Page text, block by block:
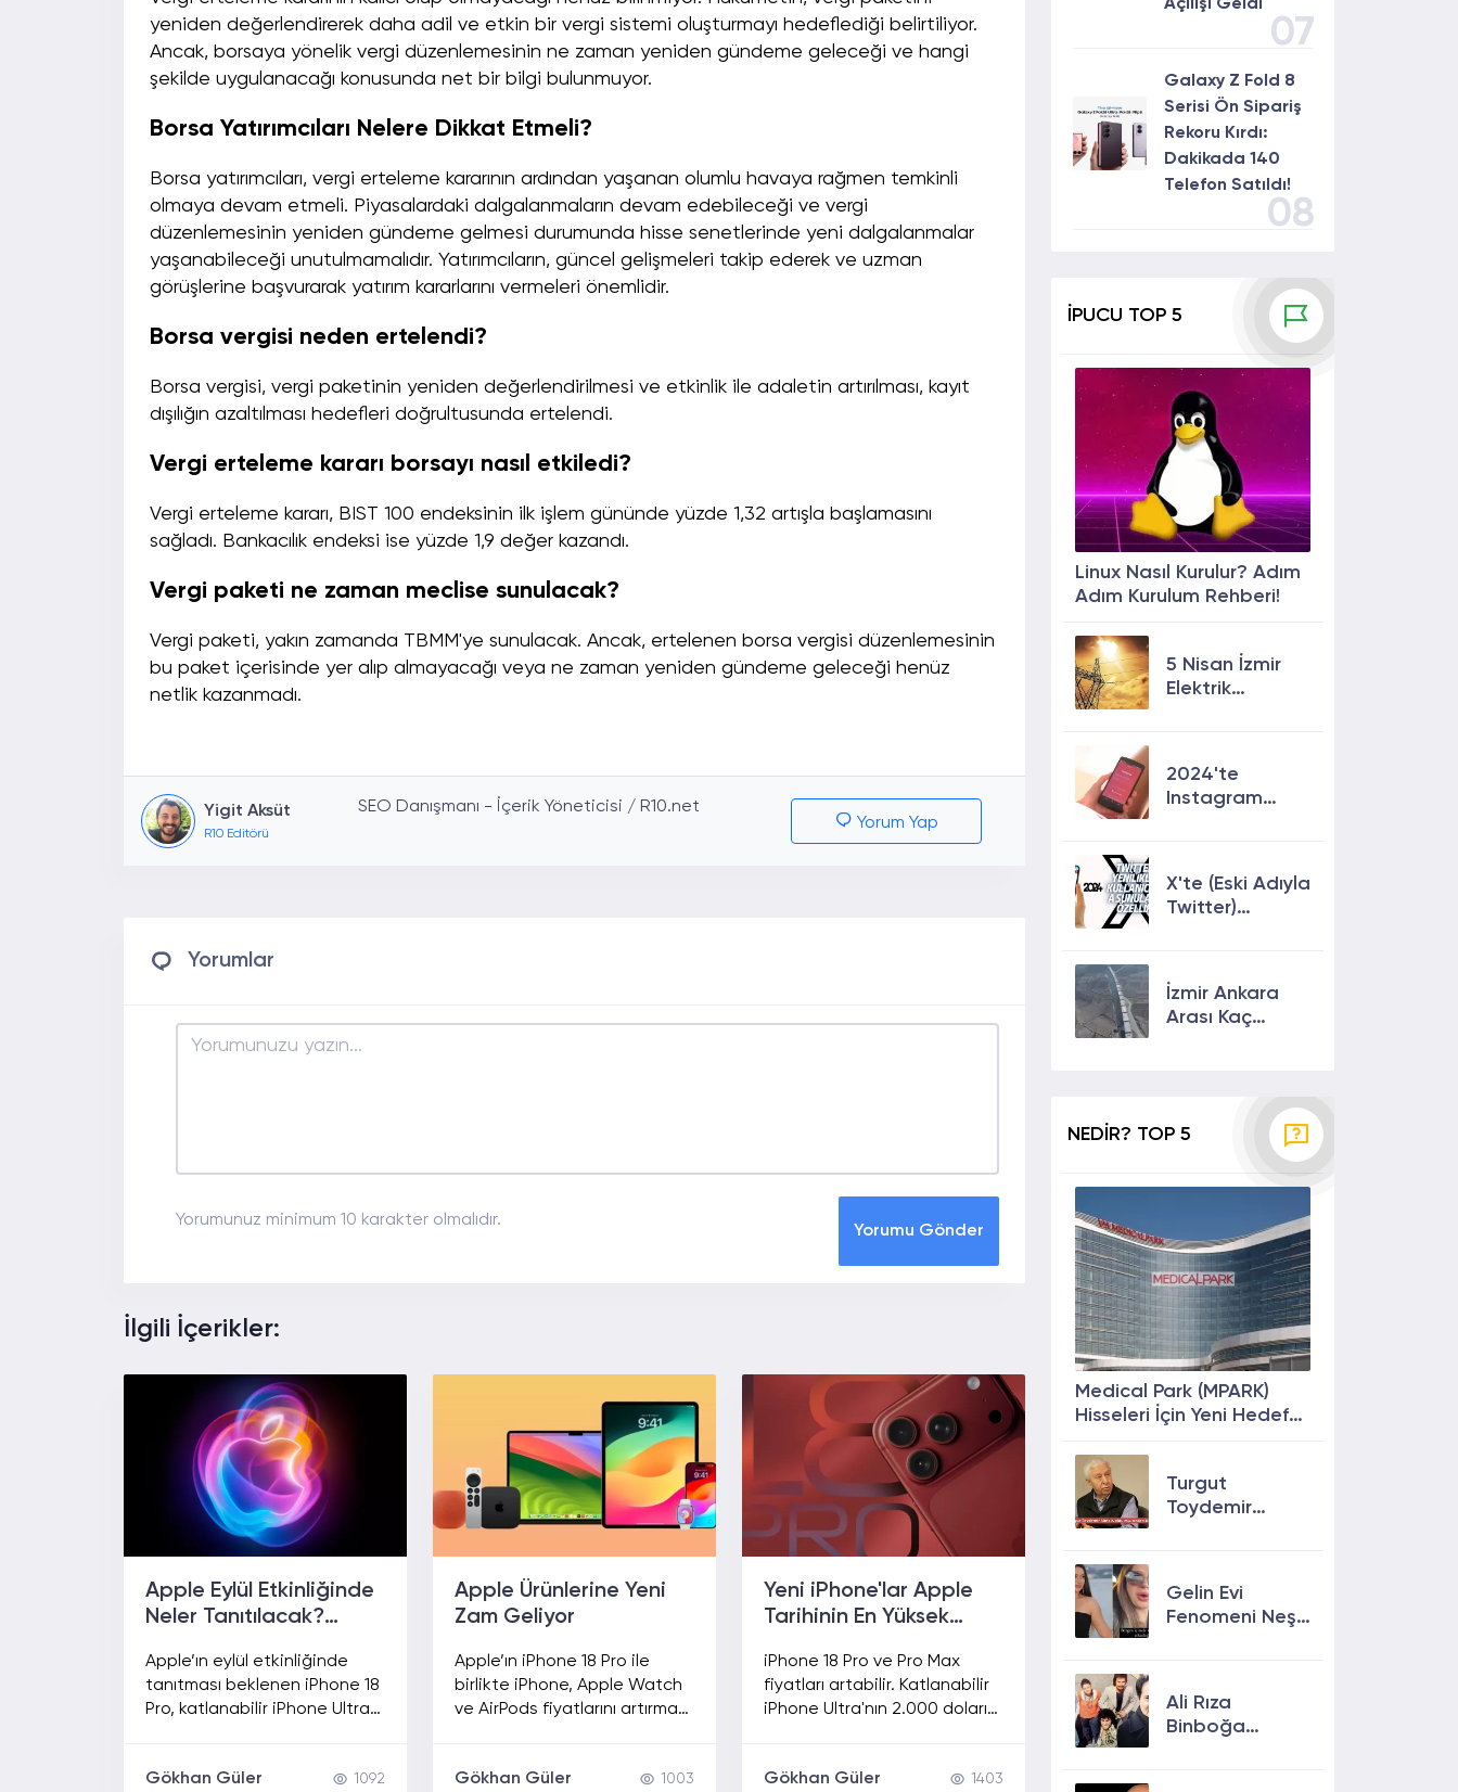
yeniden değerlendirerek daha adil ve etkin bir vergi sistemi oluşturmayı hedeflediği belirtiliyor.
Ancak, borsaya yönelik vergi düzenlemesinin ne zaman yeniden gündeme geleceği ve hangi
şekilde uygulanacağı konusunda net bir bilgi bulunmuyor.
Borsa Yatırımcıları Nelere Dikkat Etmeli?
Borsa yatırımcıları, vergi erteleme kararının ardından yaşanan olumlu havaya rağmen temkinli
olmaya devam etmeli. Piyasalardaki dalgalanmaların devam edebileceği ve vergi
düzenlemesinin yeniden gündeme gelmesi durumunda hisse senetlerinde yeni dalgalanmalar
yaşanabileceği unutulmamalıdır. Yatırımcıların, güncel gelişmeleri takip ederek ve uzman
görüşlerine başvurarak yatırım kararlarını vermeleri önemlidir.
Borsa vergisi neden ertelendi?
Borsa vergisi, vergi paketinin yeniden değerlendirilmesi ve etkinlik ile adaletin artırılması, kayıt
dışılığın azaltılması hedefleri doğrultusunda ertelendi.
Vergi erteleme kararı borsayı nasıl etkiledi?
Vergi erteleme kararı, BIST 100 endeksinin ilk işlem gününde yüzde 1,32 artışla başlamasını
sağladı. Bankacılık endeksi ise yüzde 1,9 değer kazandı.
Vergi paketi ne zaman meclise sunulacak?
Vergi paketi, yakın zamanda TBMM'ye sunulacak. Ancak, ertelenen borsa vergisi düzenlemesinin
bu paket içerisinde yer alıp almayacağı veya ne zaman yeniden gündeme geleceği henüz
netlik kazanmadı.
Yigit Aksüt
R10 Editörü
SEO Danışmanı - İçerik Yöneticisi / R10.net
Yorum Yap
Yorumlar
Yorumunuz minimum 10 karakter olmalıdır.
Yorumu Gönder
İlgili İçerikler:
Apple Eylül Etkinliğinde
Neler Tanıtılacak?
Katlanabilir iPhone İçin
Geri Sayım Başladı!
Apple’ın eylül etkinliğinde
tanıtması beklenen iPhone 18
Pro, katlanabilir iPhone Ultra,
edilenler.
Gökhan Güler 1092
Apple Ürünlerine Yeni
Zam Geliyor
Apple’ın iPhone 18 Pro ile
birlikte iPhone, Apple Watch
ve AirPods fiyatlarını artırması
haberimizde.
Gökhan Güler 1003
Yeni iPhone'lar Apple
Tarihinin En Yüksek
iPhone 18 Pro ve Pro Max
fiyatları artabilir. Katlanabilir
iPhone Ultra'nın 2.000 doları
çıktı.
Gökhan Güler 1403
Açılışı Geldi
07
Galaxy Z Fold 8
Serisi Ön Sipariş
Rekoru Kırdı:
Dakikada 140
Telefon Satıldı!
08
İPUCU TOP 5
Linux Nasıl Kurulur? Adım
Adım Kurulum Rehberi!
5 Nisan İzmir
Elektrik
2024'te
Instagram
Etkili Yolları!
X'te (Eski Adıyla
Twitter)
Sunulan Son
Özellikler 2024
İzmir Ankara
Arası Kaç
NEDİR? TOP 5
Medical Park (MPARK)
Hisseleri İçin Yeni Hedef
Potansiyeli
Turgut
Toydemir
Gelin Evi
Fenomeni Neşe
neden öldü?
Ali Rıza
Binboğa